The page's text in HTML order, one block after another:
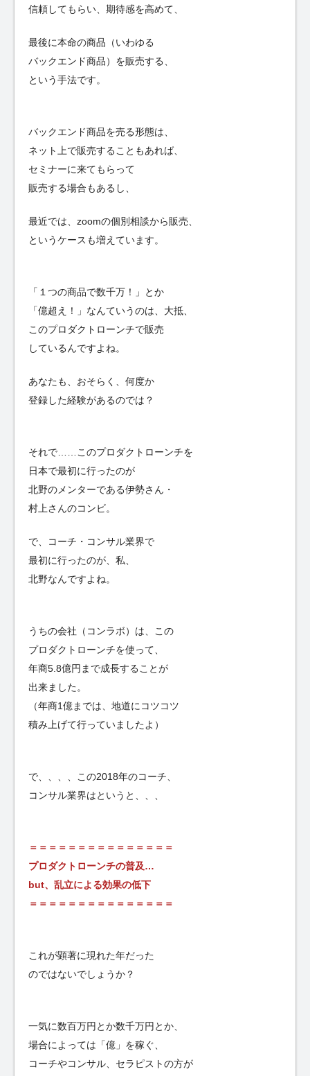
信頼してもらい、期待感を高めて、
最後に本命の商品（いわゆる
バックエンド商品）を販売する、
という手法です。
バックエンド商品を売る形態は、
ネット上で販売することもあれば、
セミナーに来てもらって
販売する場合もあるし、
最近では、zoomの個別相談から販売、
というケースも増えています。
「１つの商品で数千万！」とか
「億超え！」なんていうのは、大抵、
このプロダクトローンチで販売
しているんですよね。
あなたも、おそらく、何度か
登録した経験があるのでは？
それで……このプロダクトローンチを
日本で最初に行ったのが
北野のメンターである伊勢さん・
村上さんのコンビ。
で、コーチ・コンサル業界で
最初に行ったのが、私、
北野なんですよね。
うちの会社（コンラボ）は、この
プロダクトローンチを使って、
年商5.8億円まで成長することが
出来ました。
（年商1億までは、地道にコツコツ
積み上げて行っていましたよ）
で、、、、この2018年のコーチ、
コンサル業界はというと、、、
＝＝＝＝＝＝＝＝＝＝＝＝＝＝＝
プロダクトローンチの普及…
but、乱立による効果の低下
＝＝＝＝＝＝＝＝＝＝＝＝＝＝＝
これが顕著に現れた年だった
のではないでしょうか？
一気に数百万円とか数千万円とか、
場合によっては「億」を稼ぐ、
コーチやコンサル、セラピストの方が